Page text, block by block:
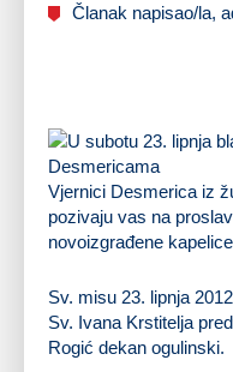
Članak napisao/la,
Vjernici Desmerica iz
pozivaju vas na
novoizgrađene
Sv. misu 23. lipnja
Sv. Ivana Krstitelja
Rogić dekan ogulinski.